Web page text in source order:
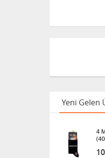
Yeni Gelen
4